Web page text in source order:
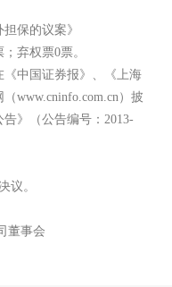
保的议案》
弃权票0票。
中国证券报》、《上海
www.cninfo.com.cn）披
》（公告编号：2013-
议。
董事会